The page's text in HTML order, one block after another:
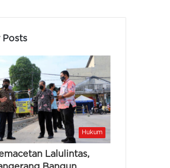
Posts
Hukum
Lalulintas,